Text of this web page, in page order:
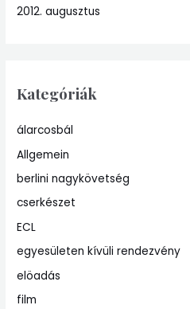
2012. augusztus
Kategóriák
álarcosbál
Allgemein
berlini nagykövetség
cserkészet
ECL
egyesületen kívüli rendezvény
elöadás
film